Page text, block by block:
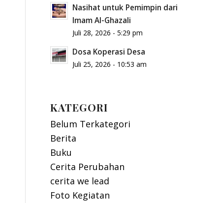
Nasihat untuk Pemimpin dari
Imam Al-Ghazali
Juli 28, 2026 - 5:29 pm
Dosa Koperasi Desa
Juli 25, 2026 - 10:53 am
KATEGORI
Belum Terkategori
Berita
Buku
Cerita Perubahan
cerita we lead
Foto Kegiatan